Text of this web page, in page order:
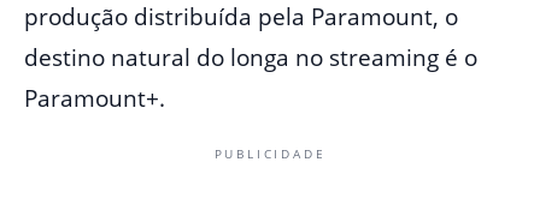
produção distribuída pela Paramount, o
destino natural do longa no streaming é o
Paramount+.
PUBLICIDADE